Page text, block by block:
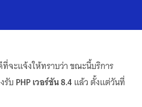
จะแจ้งให้ทราบว่า ขณะนี้บริการ
รับPHP เวอร์ชัน 8.4แล้ว ตั้งแต่วันที่